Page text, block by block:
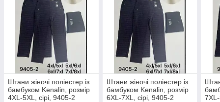
Штани жіночі поліестер із
бамбуком Kenalin, розмір
4XL-5XL, сірі, 9405-2
Штани жіночі поліестер із
бамбуком Kenalin, розмір
6XL-7XL, сірі, 9405-2